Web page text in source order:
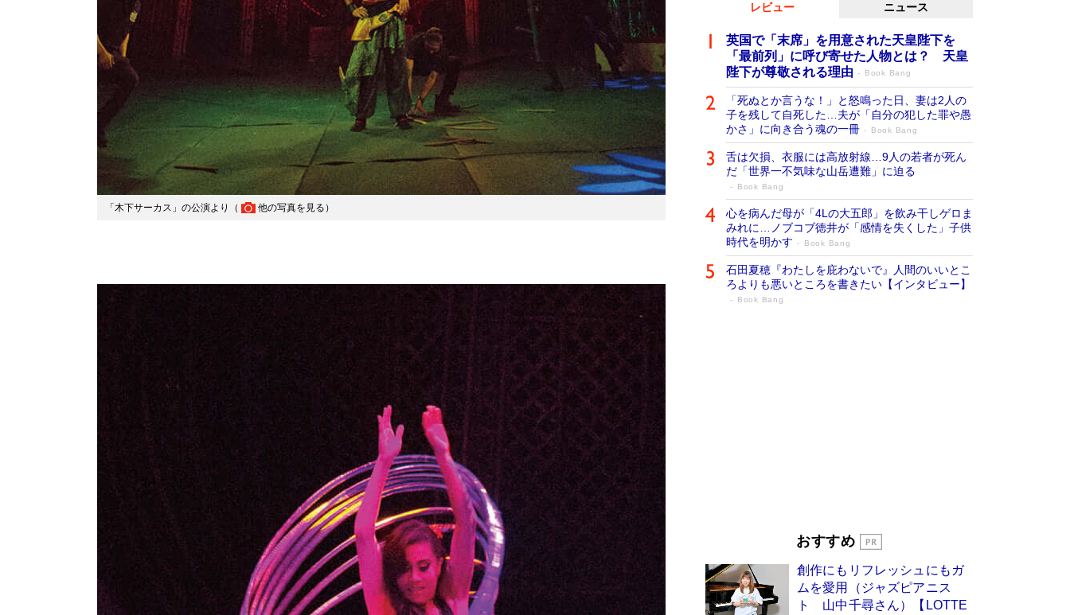
「木下サーカス」の公演より（ 他の写真を見る ）
レビュー ニュース
英国で「末席」を用意された天皇陛下を
「最前列」に呼び寄せた人物とは？ 天皇
陛下が尊敬される理由
Book Bang
「死ぬとか言うな！」と怒鳴った日、妻は2人の
子を残して自死した…夫が「自分の犯した罪や愚
かさ」に向き合う魂の一冊
Book Bang
舌は欠損、衣服には高放射線…9人の若者が死ん
だ「世界一不気味な山岳遭難」に迫る
Book Bang
心を病んだ母が「4Lの大五郎」を飲み干しゲロま
みれに…ノブコブ徳井が「感情を失くした」子供
時代を明かす
Book Bang
石田夏穂『わたしを庇わないで』人間のいいとこ
ろよりも悪いところを書きたい【インタビュー】
Book Bang
和田秀樹の70代、80代向け新書がベスト3を独
占 上半期1位にも選出［新書ベストセラー］
Book Bang
おすすめ
創作にもリフレッシュにもガ
ムを愛用（ジャズピアニス
ト 山中千尋さん）【LOTTE